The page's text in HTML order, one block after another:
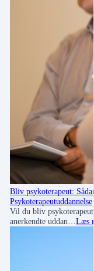
Bliv psykoterapeut:
Psykoterapeutuddannelse
Vil du bliv
anerkendte uddan… Læs